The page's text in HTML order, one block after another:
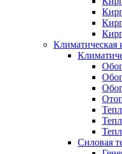
Климатическая
Силовая